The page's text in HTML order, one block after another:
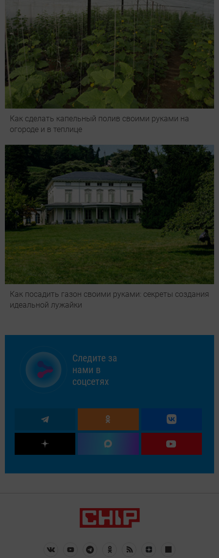
Как сделать капельный полив своими руками на
огороде и в теплице
Как посадить газон своими руками: секреты создания
идеальной лужайки
Следите за
нами в
соцсетях